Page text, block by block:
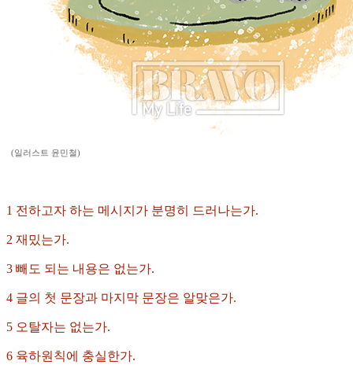
(일러스트 윤민철)
1 전하고자 하는 메시지가 분명히 드러나는가.
2 재밌는가.
3 빼도 되는 내용은 없는가.
4 글의 첫 문장과 마지막 문장은 알맞은가.
5 오탈자는 없는가.
6 육하원칙에 충실한가.